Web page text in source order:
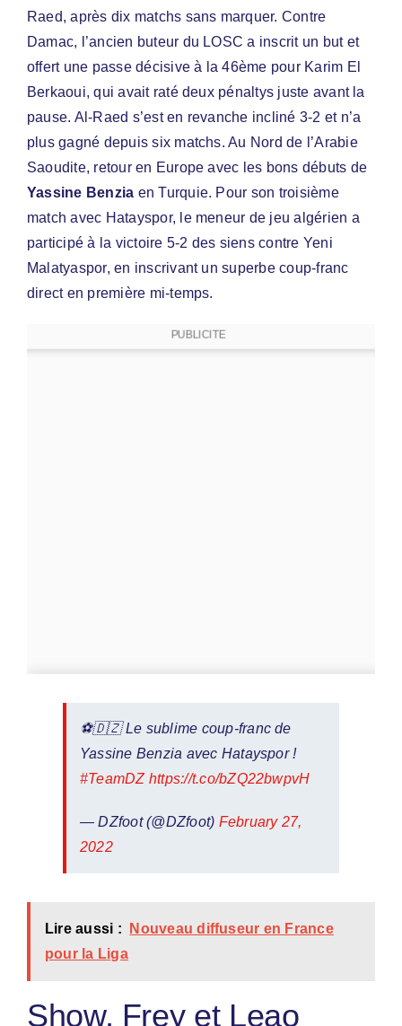
Raed, après dix matchs sans marquer. Contre
Damac, l’ancien buteur du LOSC a inscrit un but et
offert une passe décisive à la 46ème pour Karim El
Berkaoui, qui avait raté deux pénaltys juste avant la
pause. Al-Raed s’est en revanche incliné 3-2 et n’a
plus gagné depuis six matchs. Au Nord de l’Arabie
Saoudite, retour en Europe avec les bons débuts de
Yassine Benzia en Turquie. Pour son troisième
match avec Hatayspor, le meneur de jeu algérien a
participé à la victoire 5-2 des siens contre Yeni
Malatyaspor, en inscrivant un superbe coup-franc
direct en première mi-temps.
PUBLICITE
⚽️🇩🇿 Le sublime coup-franc de
Yassine Benzia avec Hatayspor !
#TeamDZ https://t.co/bZQ22bwpvH
— DZfoot (@DZfoot) February 27,
2022
Lire aussi :
Nouveau diffuseur en France
pour la Liga
Show, Frey et Leao